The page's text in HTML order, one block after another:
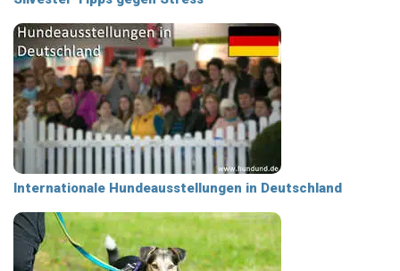
Internationale Hundeausstellungen in Deutschland